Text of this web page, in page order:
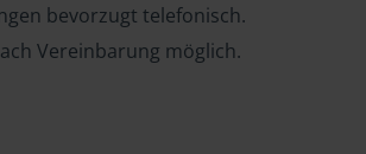
bevorzugt telefonisch.
Vereinbarung möglich.